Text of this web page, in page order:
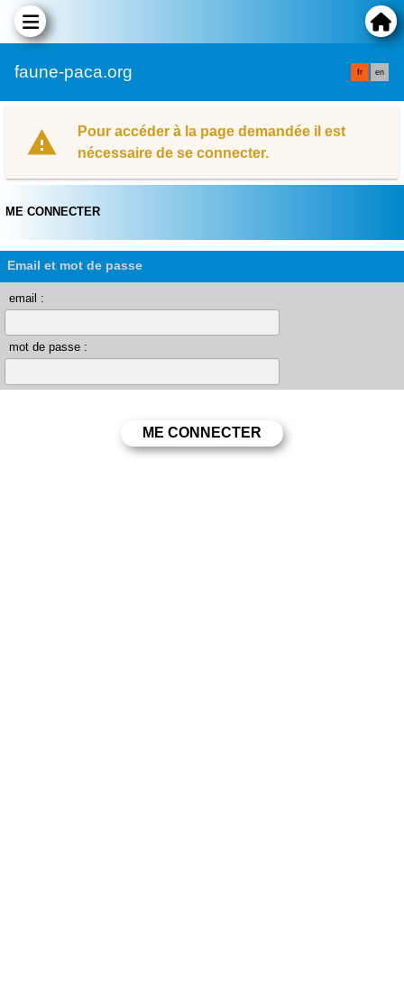
faune-paca.org fr en
Pour accéder à la page demandée il est
nécessaire de se connecter.
ME CONNECTER
Email et mot de passe
email :
mot de passe :